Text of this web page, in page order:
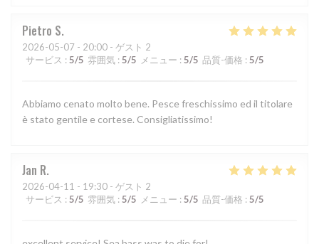
Pietro S
2026-05-07 - 20:00 - ゲスト 2
サービス : 5/5 雰囲気 : 5/5 メニュー : 5/5 品質-価格 : 5/5
Abbiamo cenato molto bene. Pesce freschissimo ed il titolare
è stato gentile e cortese. Consigliatissimo!
Jan R
2026-04-11 - 19:30 - ゲスト 2
サービス : 5/5 雰囲気 : 5/5 メニュー : 5/5 品質-価格 : 5/5